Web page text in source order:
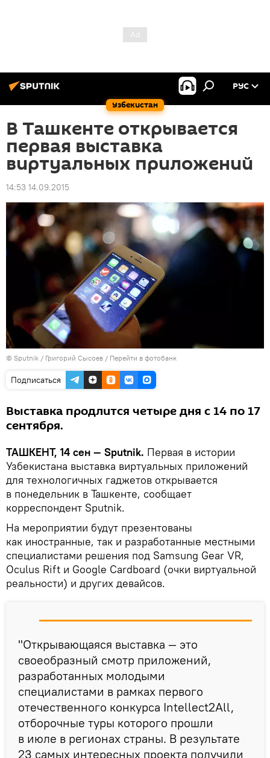
Узбекистан
РУС
В Ташкенте открывается
первая выставка
виртуальных приложений
14:53 14.09.2015
© Sputnik / Григорий Сысоев / Перейти в фотобанк
Подписаться
Выставка продлится четыре дня с 14 по 17
сентября.
ТАШКЕНТ, 14 сен — Sputnik. Первая в истории
Узбекистана выставка виртуальных приложений
для технологичных гаджетов открывается
в понедельник в Ташкенте, сообщает
корреспондент Sputnik.
На мероприятии будут презентованы
как иностранные, так и разработанные местными
специалистами решения под Samsung Gear VR,
Oculus Rift и Google Cardboard (очки виртуальной
реальности) и других девайсов.
"Открывающаяся выставка — это
своеобразный смотр приложений,
разработанных молодыми
специалистами в рамках первого
отечественного конкурса Intellect2All,
отборочные туры которого прошли
в июле в регионах страны. В результате
23 самых интересных проекта получили